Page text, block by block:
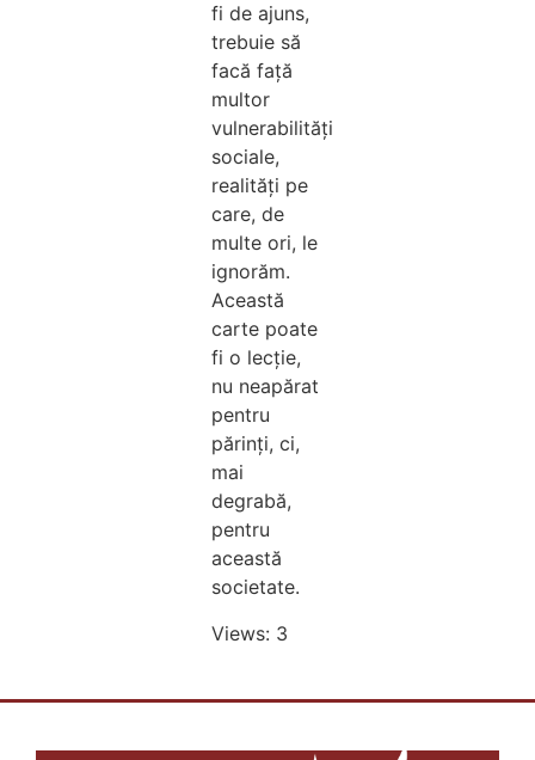
fi de ajuns,
trebuie să
facă față
multor
vulnerabilități
sociale,
realități pe
care, de
multe ori, le
ignorăm.
Această
carte poate
fi o lecție,
nu neapărat
pentru
părinți, ci,
mai
degrabă,
pentru
această
societate.
Views: 3